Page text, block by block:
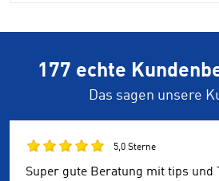
177 echte
Das sagen unsere
5,0 Sterne
Super gute Beratung mit tips und